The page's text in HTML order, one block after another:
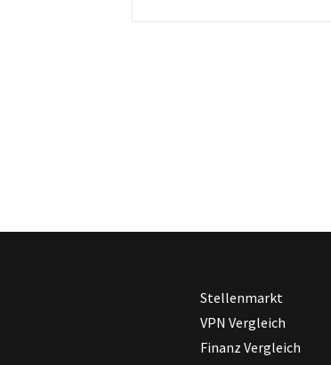
Stellenmarkt
VPN Vergleich
Finanz Vergleich